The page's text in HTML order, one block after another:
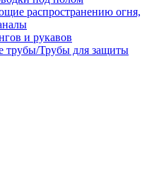
распространению огня,
и рукавов
трубы/Трубы для защиты